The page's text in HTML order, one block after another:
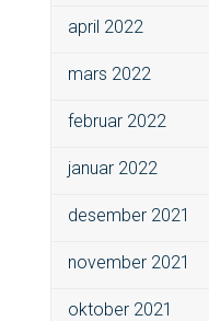
april 2022
mars 2022
februar 2022
januar 2022
desember 2021
november 2021
oktober 2021